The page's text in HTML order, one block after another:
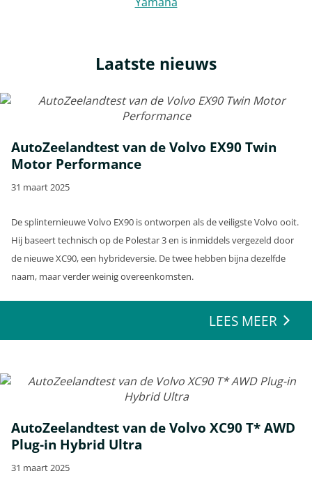
Laatste nieuws
AutoZeelandtest van de Volvo EX90 Twin
Motor Performance
31 maart 2025
De splinternieuwe Volvo EX90 is ontworpen als de veiligste Volvo ooit.
Hij baseert technisch op de Polestar 3 en is inmiddels vergezeld door
de nieuwe XC90, een hybrideversie. De twee hebben bijna dezelfde
naam, maar verder weinig overeenkomsten.
LEES MEER
AutoZeelandtest van de Volvo XC90 T* AWD
Plug-in Hybrid Ultra
31 maart 2025